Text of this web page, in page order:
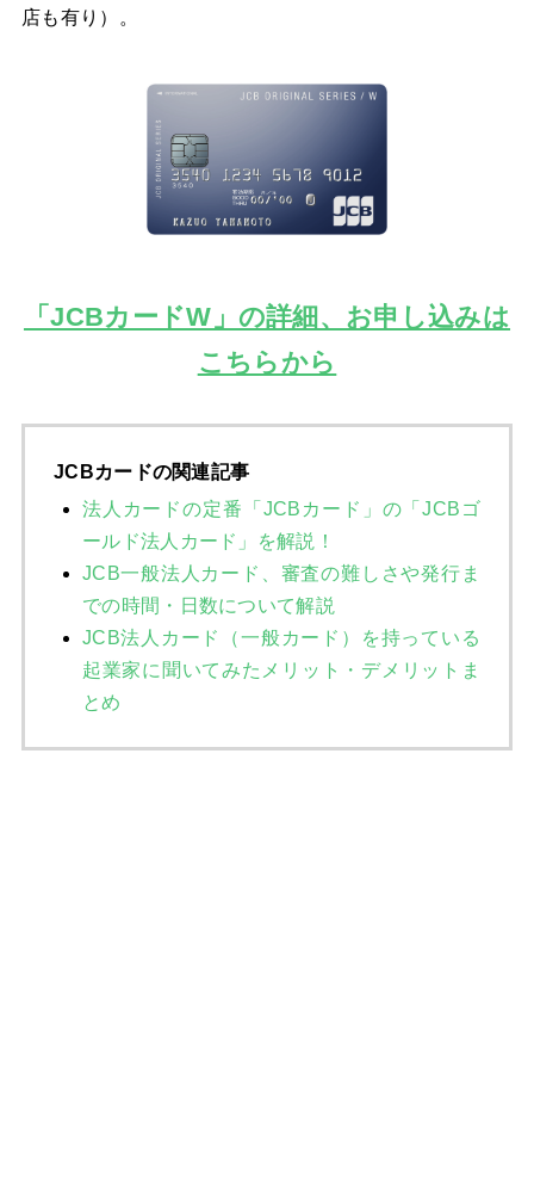
店も有り）。
「JCBカードW」の詳細、お申し込みは
こちらから
JCBカードの関連記事
法人カードの定番「JCBカード」の「JCBゴ
ールド法人カード」を解説！
JCB一般法人カード、審査の難しさや発行ま
での時間・日数について解説
JCB法人カード（一般カード）を持っている
起業家に聞いてみたメリット・デメリットま
とめ